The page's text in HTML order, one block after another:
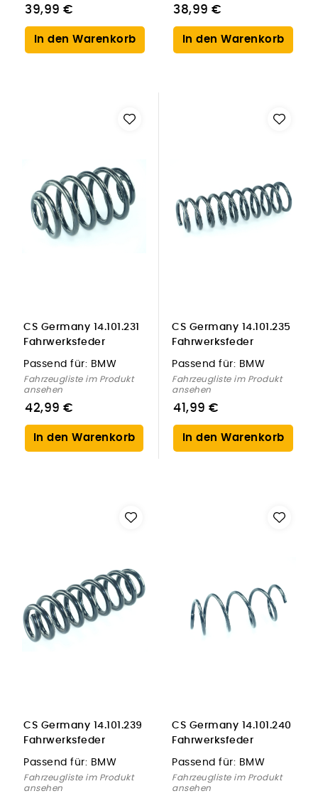
39,99 €
In den Warenkorb
38,99 €
In den Warenkorb
CS Germany 14.101.231
Fahrwerksfeder
Hinterachse für BMW
Passend für: BMW
Fahrzeugliste im Produkt
ansehen
42,99 €
In den Warenkorb
CS Germany 14.101.235
Fahrwerksfeder
Hinterachse für BMW
Passend für: BMW
Fahrzeugliste im Produkt
ansehen
41,99 €
In den Warenkorb
CS Germany 14.101.239
Fahrwerksfeder
Hinterachse für BMW
Passend für: BMW
Fahrzeugliste im Produkt
ansehen
CS Germany 14.101.240
Fahrwerksfeder
Vorderachse für BMW
Passend für: BMW
Fahrzeugliste im Produkt
ansehen